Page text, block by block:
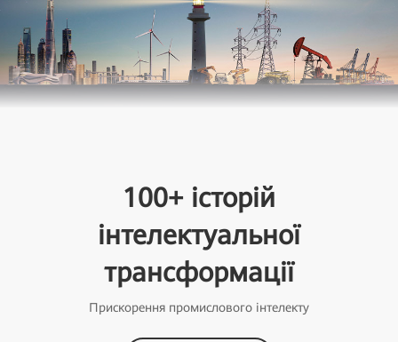
100+ історій
інтелектуальної
трансформації
Прискорення промислового інтелекту